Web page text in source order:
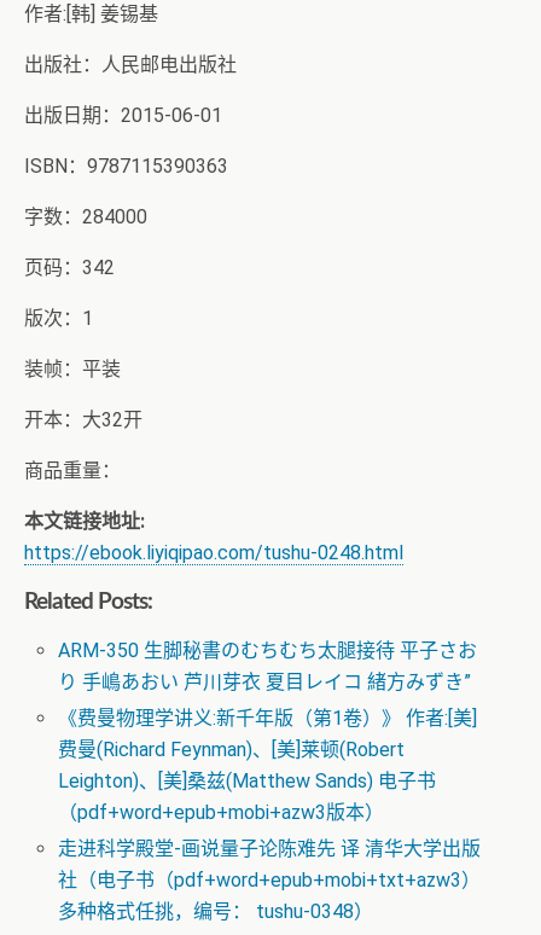
作者:[韩] 姜锡基
出版社：人民邮电出版社
出版日期：2015-06-01
ISBN：9787115390363
字数：284000
页码：342
版次：1
装帧：平装
开本：大32开
商品重量：
本文链接地址:
https://ebook.liyiqipao.com/tushu-0248.html
Related Posts:
ARM-350 生脚秘書のむちむち太腿接待 平子さお
り 手嶋あおい 芦川芽衣 夏目レイコ 緒方みずき”
《费曼物理学讲义:新千年版（第1卷）》 作者:[美]
费曼(Richard Feynman)、[美]莱顿(Robert
Leighton)、[美]桑兹(Matthew Sands) 电子书
（pdf+word+epub+mobi+azw3版本）
走进科学殿堂-画说量子论陈难先 译 清华大学出版
社（电子书（pdf+word+epub+mobi+txt+azw3）
多种格式任挑，编号： tushu-0348）